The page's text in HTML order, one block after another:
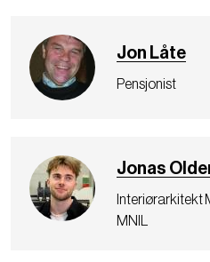
Jon Låte
Pensjonist
Jonas
Interiørarkitekt
MNIL